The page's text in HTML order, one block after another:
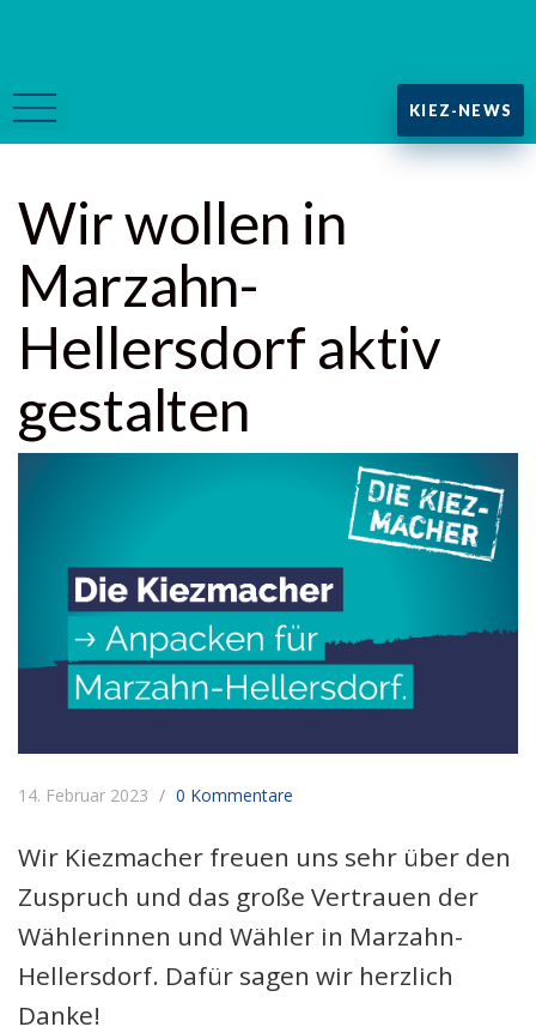
KIEZ-NEWS
Wir wollen in
Marzahn-
Hellersdorf aktiv
gestalten
14. Februar 2023 0 Kommentare
Wir Kiezmacher freuen uns sehr über den
Zuspruch und das große Vertrauen der
Wählerinnen und Wähler in Marzahn-
Hellersdorf. Dafür sagen wir herzlich
Danke!